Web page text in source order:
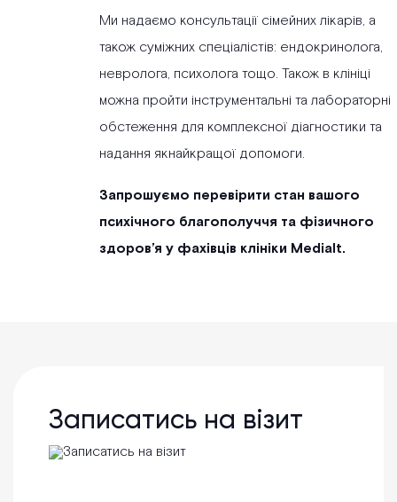
Ми надаємо консультації сімейних лікарів, а
також суміжних спеціалістів: ендокринолога,
невролога, психолога тощо. Також в клініці
можна пройти інструментальні та лабораторні
обстеження для комплексної діагностики та
надання якнайкращої допомоги.
Запрошуємо перевірити стан вашого
психічного благополуччя та фізичного
здоров’я у фахівців клініки Medialt.
Записатись на візит